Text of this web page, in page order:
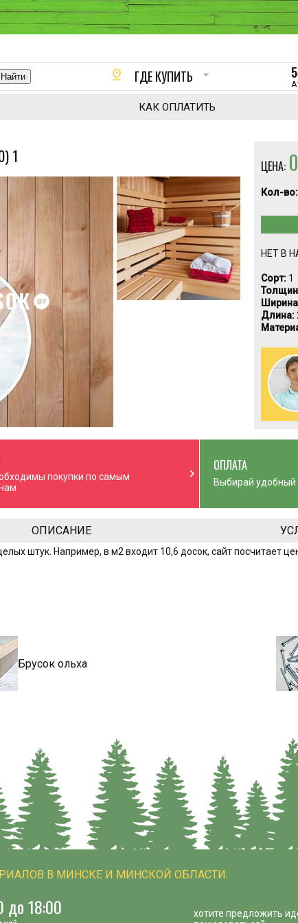
pin_drop
ГДЕ КУПИТЬ arrow_drop_down
КАК ОПЛАТИТЬ
1 ЦЕНА:
Кол-во:
НЕТ В
Сорт: 1
Длина:
покупки по самым
chevron_right
ОПЛАТА
Выбирай удобный
ОПИСАНИЕ
штук. Например, в м2 входит 10,6 досок, сайт посчитает
Брусок ольха
В МИНСКЕ И МИНСКОЙ ОБЛАСТИ.
до 18:00
хотите предложить